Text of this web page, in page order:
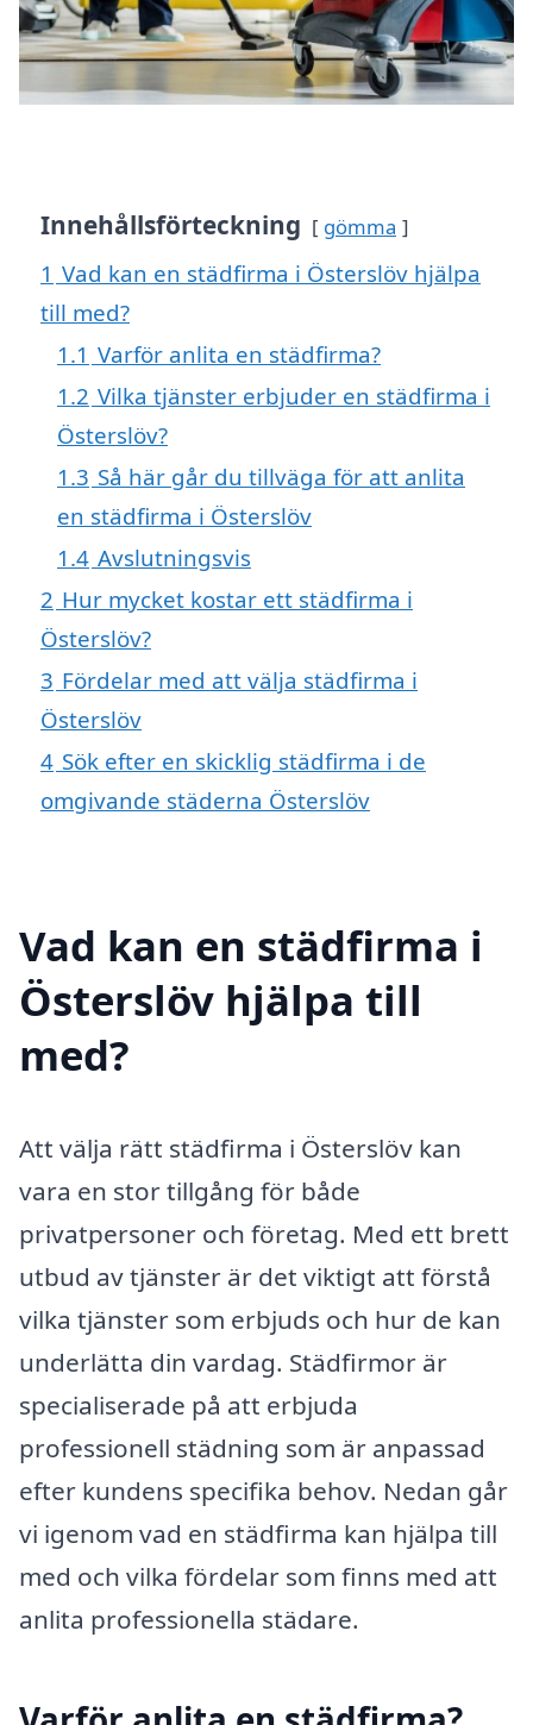
Innehållsförteckning gömma
1 Vad kan en städfirma i Österslöv hjälpa
till med?
1.1 Varför anlita en städfirma?
1.2 Vilka tjänster erbjuder en städfirma i
Österslöv?
1.3 Så här går du tillväga för att anlita
en städfirma i Österslöv
1.4 Avslutningsvis
2 Hur mycket kostar ett städfirma i
Österslöv?
3 Fördelar med att välja städfirma i
Österslöv
4 Sök efter en skicklig städfirma i de
omgivande städerna Österslöv
Vad kan en städfirma i
Österslöv hjälpa till
med?
Att välja rätt städfirma i Österslöv kan
vara en stor tillgång för både
privatpersoner och företag. Med ett brett
utbud av tjänster är det viktigt att förstå
vilka tjänster som erbjuds och hur de kan
underlätta din vardag. Städfirmor är
specialiserade på att erbjuda
professionell städning som är anpassad
efter kundens specifika behov. Nedan går
vi igenom vad en städfirma kan hjälpa till
med och vilka fördelar som finns med att
anlita professionella städare.